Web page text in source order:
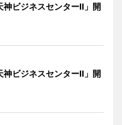
神ビジネスセンターII」開
神ビジネスセンターII」開